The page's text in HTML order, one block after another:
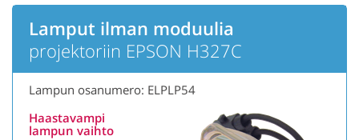
Lamput ilman moduulia
projektoriin EPSON H327C
Lampun osanumero: ELPLP54
Haastavampi
lampun vaihto